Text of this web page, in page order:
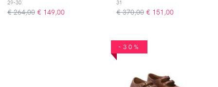
29-30
€ 264,00 € 149,00
31
€ 370,00 € 151,00
-30%